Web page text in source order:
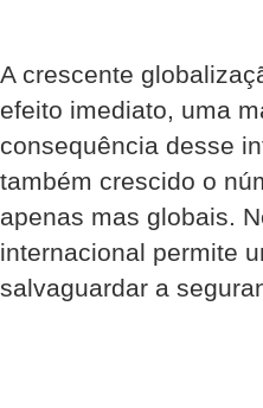
A crescente
efeito imediato, uma
consequência desse
também crescido o
apenas mas globais.
internacional permite
salvaguardar a